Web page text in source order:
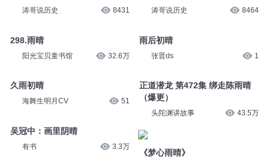
涛哥说历史 8431
298.雨晴
阳光宝贝童书馆 32.6万
久雨初晴
海舞生明月CV 51
吴冠中：画里阴晴
有书 3.3万
涛哥说历史 8464
雨后初晴
张晋ds 1
正道潜龙 第472集 绑走陈雨晴
（爆更）
头陀渊讲故事 43.5万
《梦心雨晴》